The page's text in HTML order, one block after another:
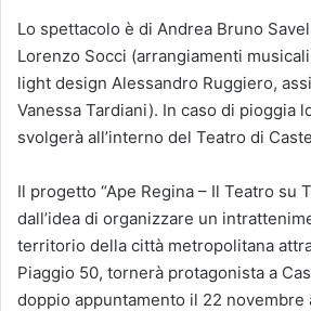
Lo spettacolo è di Andrea Bruno
Lorenzo Socci (arrangiamenti
light design Alessandro Ruggiero,
Vanessa Tardiani). In caso di pioggia
svolgerà all’interno del Teatro di
Il progetto “Ape Regina – Il Teatro su
dall’idea di organizzare un
territorio della città metropolitana
Piaggio 50, tornerà protagonista a
doppio appuntamento il 22 novembre